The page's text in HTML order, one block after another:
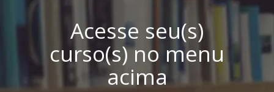
Acesse seu(s)
curso(s) no menu
acima